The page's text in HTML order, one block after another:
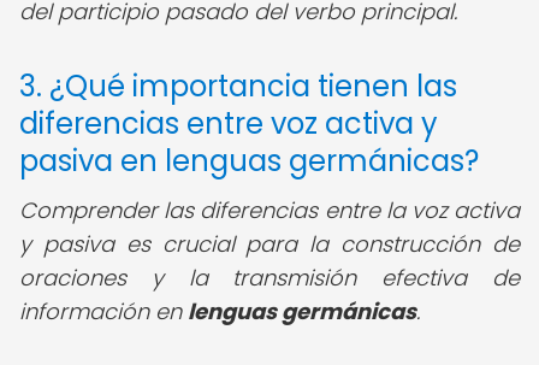
del participio pasado del verbo principal.
3. ¿Qué importancia tienen las
diferencias entre voz activa y
pasiva en lenguas germánicas?
Comprender las diferencias entre la voz activa
y pasiva es crucial para la construcción de
oraciones y la transmisión efectiva de
información en lenguas germánicas.